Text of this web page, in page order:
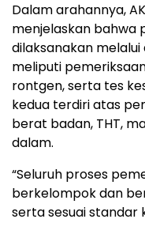
Dalam arahannya,
menjelaskan bahwa
dilaksanakan
meliputi
rontgen, serta tes
kedua terdiri atas
berat badan, THT,
dalam.
“Seluruh proses
berkelompok dan
serta sesuai standar